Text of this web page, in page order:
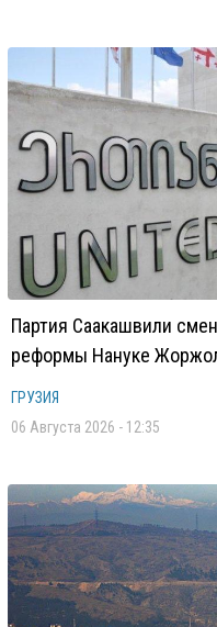
Партия Саакашвили
реформы Нануке
ГРУЗИЯ
06 Августа 2026 - 12:35